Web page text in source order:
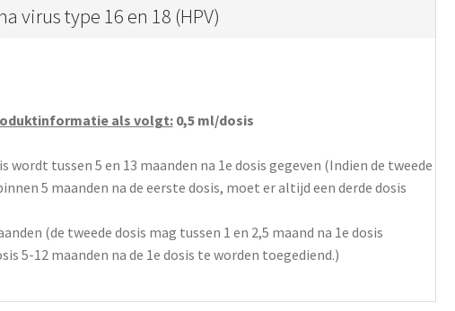
virus type 16 en 18 (HPV)
als volgt:0,5 ml/dosis
wordt tussen 5 en 13 maanden na 1e dosis gegeven (Indien de tweede
5 maanden na de eerste dosis, moet er altijd een derde dosis
(de tweede dosis mag tussen 1 en 2,5 maand na 1e dosis
5-12 maanden na de 1e dosis te worden toegediend.)